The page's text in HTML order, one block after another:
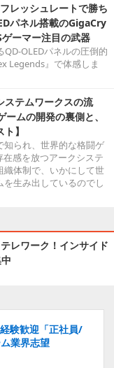
レッシュレートで勝ち
パネル搭載のGigaCry
ーマー注目の武器
QD-OLEDパネルの圧倒的
Legends』で体感しま
ステムワークスの流
ムの開発の裏側と、
】
知られ、世界的な格闘ゲ
感を放つアークシステ
織体制で、いかにして世
生み出しているのでし
レワーク！インサイド
験歓迎「正社員/
業界志望